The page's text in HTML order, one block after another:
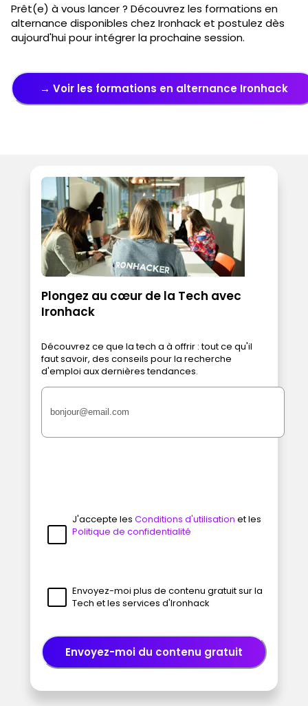
Prêt(e) à vous lancer ? Découvrez les formations en
alternance disponibles chez Ironhack et postulez dès
aujourd'hui pour intégrer la prochaine session.
→ Voir les formations en alternance Ironhack
Plongez au cœur de la Tech avec
Ironhack
Découvrez ce que la tech a à offrir : tout ce qu'il
faut savoir, des conseils pour la recherche
d'emploi aux dernières tendances.
J'accepte les Conditions d'utilisation et les
Politique de confidentialité
Envoyez-moi plus de contenu gratuit sur la
Tech et les services d'Ironhack
Envoyez-moi du contenu gratuit